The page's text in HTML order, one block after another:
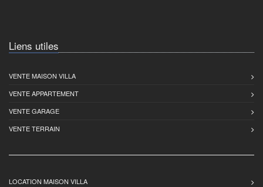
Liens utiles
VENTE MAISON VILLA
VENTE APPARTEMENT
VENTE GARAGE
VENTE TERRAIN
LOCATION MAISON VILLA